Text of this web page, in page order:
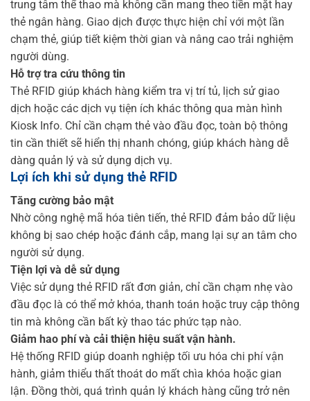
trung tâm thể thao mà không cần mang theo tiền mặt hay
thẻ ngân hàng. Giao dịch được thực hiện chỉ với một lần
chạm thẻ, giúp tiết kiệm thời gian và nâng cao trải nghiệm
người dùng.
Hỗ trợ tra cứu thông tin
Thẻ RFID giúp khách hàng kiểm tra vị trí tủ, lịch sử giao
dịch hoặc các dịch vụ tiện ích khác thông qua màn hình
Kiosk Info. Chỉ cần chạm thẻ vào đầu đọc, toàn bộ thông
tin cần thiết sẽ hiển thị nhanh chóng, giúp khách hàng dễ
dàng quản lý và sử dụng dịch vụ.
Lợi ích khi sử dụng thẻ RFID
Tăng cường bảo mật
Nhờ công nghệ mã hóa tiên tiến, thẻ RFID đảm bảo dữ liệu
không bị sao chép hoặc đánh cắp, mang lại sự an tâm cho
người sử dụng.
Tiện lợi và dễ sử dụng
Việc sử dụng thẻ RFID rất đơn giản, chỉ cần chạm nhẹ vào
đầu đọc là có thể mở khóa, thanh toán hoặc truy cập thông
tin mà không cần bất kỳ thao tác phức tạp nào.
Giảm hao phí và cải thiện hiệu suất vận hành.
Hệ thống RFID giúp doanh nghiệp tối ưu hóa chi phí vận
hành, giảm thiểu thất thoát do mất chìa khóa hoặc gian
lận. Đồng thời, quá trình quản lý khách hàng cũng trở nên